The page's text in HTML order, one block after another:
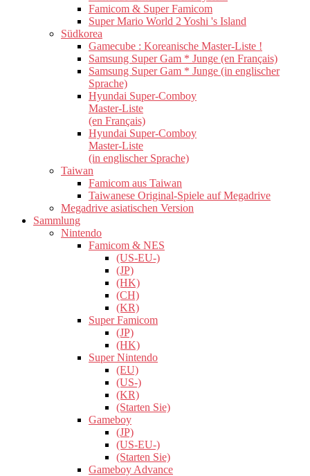
Famicom & Super Famicom
Super Mario World 2 Yoshi 's Island
Südkorea
Gamecube : Koreanische Master-Liste !
Samsung Super Gam * Junge (en Français)
Samsung Super Gam * Junge (in englischer
Sprache)
Hyundai Super-Comboy
Master-Liste
(en Français)
Hyundai Super-Comboy
Master-Liste
(in englischer Sprache)
Taiwan
Famicom aus Taiwan
Taiwanese Original-Spiele auf Megadrive
Megadrive asiatischen Version
Sammlung
Nintendo
Famicom & NES
(US-EU-)
(JP)
(HK)
(CH)
(KR)
Super Famicom
(JP)
(HK)
Super Nintendo
(EU)
(US-)
(KR)
(Starten Sie)
Gameboy
(JP)
(US-EU-)
(Starten Sie)
Gameboy Advance